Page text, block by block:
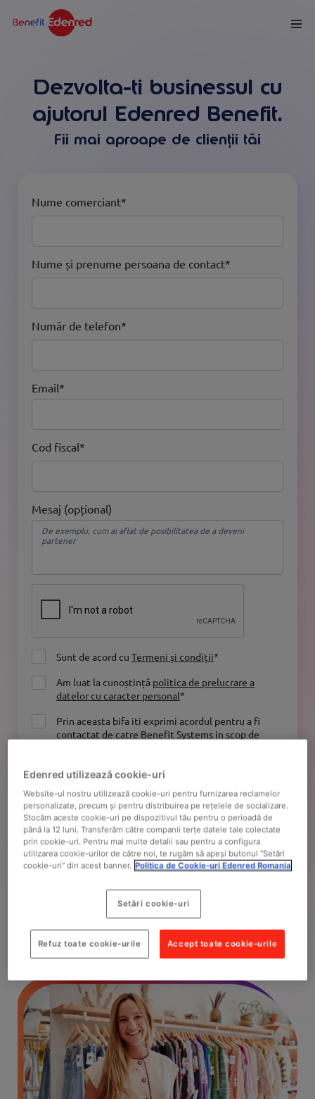
Dezvolta-ti businessul cu
ajutorul Edenred Benefit.
Fii mai aproape de clienții tăi
Nume comerciant*
Nume și prenume persoana de contact*
Număr de telefon*
Email*
Cod fiscal*
Mesaj (opțional)
Sunt de acord cu Termeni și condiții*
Am luat la cunoștință politica de prelucrare a
datelor cu caracter personal *
Prin aceasta bifa iti exprimi acordul pentru a fi
contactat de catre Benefit Systems in scop de
serviciilor sale, chestionare de feedback etc), in
conformitate cu politica Benefit Systems Srl de
prelucrare a datelor, putand sa-mi retrag
consimtamantul in orice moment.
Dacă nu mai doriți să primiți mesaje comerciale, vă
rugăm să ne scrieți la adresa de e-mail:
ro@edenred.com
Edenred utilizează cookie-uri
Website-ul nostru utilizează cookie-uri pentru furnizarea reclamelor
personalizate, precum și pentru distribuirea pe rețelele de socializare.
Stocăm aceste cookie-uri pe dispozitivul tău pentru o perioadă de
până la 12 luni. Transferăm către companii terțe datele tale colectate
prin cookie-uri. Pentru mai multe detalii sau pentru a configura
utilizarea cookie-urilor de către noi, te rugăm să apeși butonul “Setări
cookie-uri” din acest banner. Politica de Cookie-uri Edenred Romania
Setări cookie-uri
Refuz toate cookie-urile Accept toate cookie-urile